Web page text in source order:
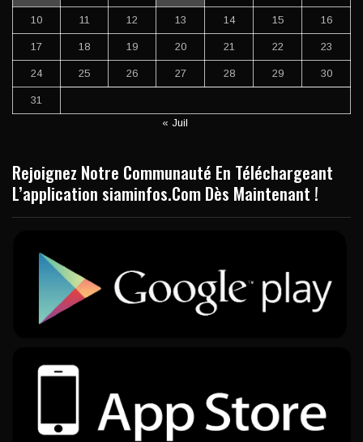
10 11 12 13 14 15 16
17 18 19 20 21 22 23
24 25 26 27 28 29 30
31
« Juil
Rejoignez Notre Communauté En Téléchargeant
L’application siaminfos.Com Dès Maintenant !